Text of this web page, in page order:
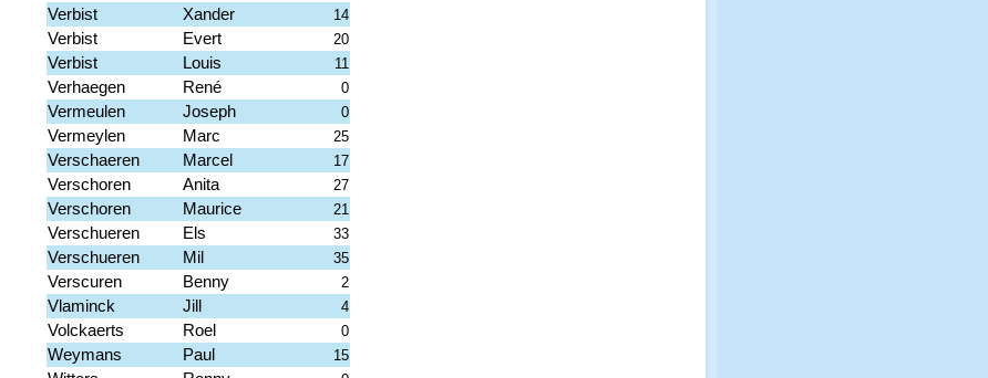
Verbist Xander 14
Verbist Evert 20
Verbist Louis 11
Verhaegen René 0
Vermeulen Joseph 0
Vermeylen Marc 25
Verschaeren Marcel 17
Verschoren Anita 27
Verschoren Maurice 21
Verschueren Els 33
Verschueren Mil 35
Verscuren Benny 2
Vlaminck Jill 4
Volckaerts Roel 0
Weymans Paul 15